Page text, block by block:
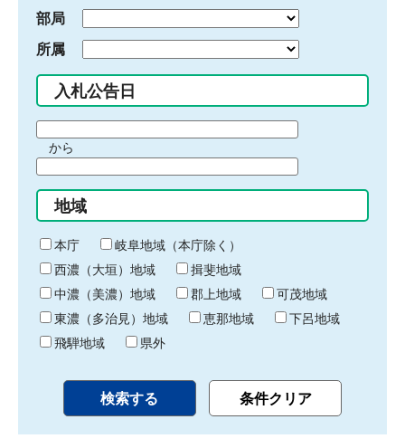
部局
所属
入札公告日
間
始
り
から
間
終
わ
り
地域
本庁
岐阜地域（本庁除く）
西濃（大垣）地域
揖斐地域
中濃（美濃）地域
郡上地域
可茂地域
東濃（多治見）地域
恵那地域
下呂地域
飛騨地域
県外